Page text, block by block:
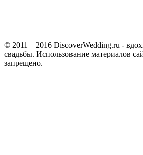
© 2011 – 2016 DiscoverWedding.ru -
свадьбы. Использование материалов
запрещено.